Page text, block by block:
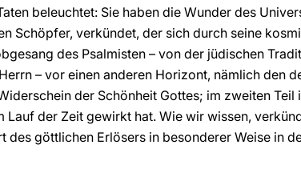
beleuchtet: Sie haben die Wunder des
Schöpfer, verkündet, der sich durch seine
des Psalmisten – von der jüdischen
– vor einen anderen Horizont, nämlich den
der Schönheit Gottes; im zweiten Teil
Lauf der Zeit gewirkt hat. Wie wir wissen,
des göttlichen Erlösers in besonderer Weise in